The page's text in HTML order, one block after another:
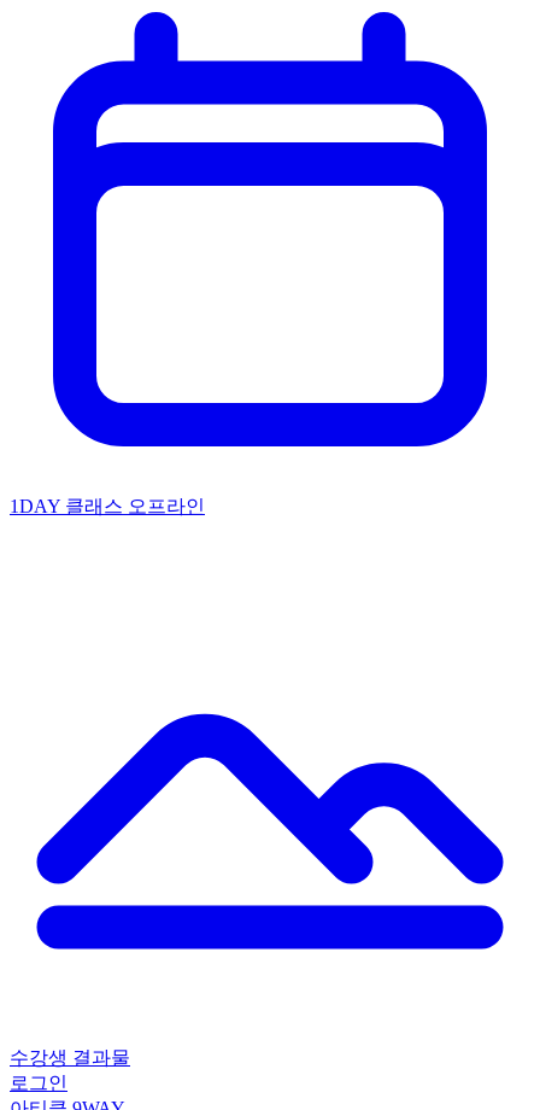
1DAY 클래스 오프라인
수강생 결과물
로그인